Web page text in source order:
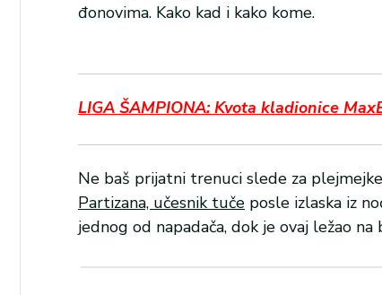
đonovima. Kako kad i kako kome.
LIGA ŠAMPIONA: Kvota kladionice
Ne baš prijatni trenuci slede za
Partizana, učesnik tuče posle izlaska iz
jednog od napadača, dok je ovaj ležao na